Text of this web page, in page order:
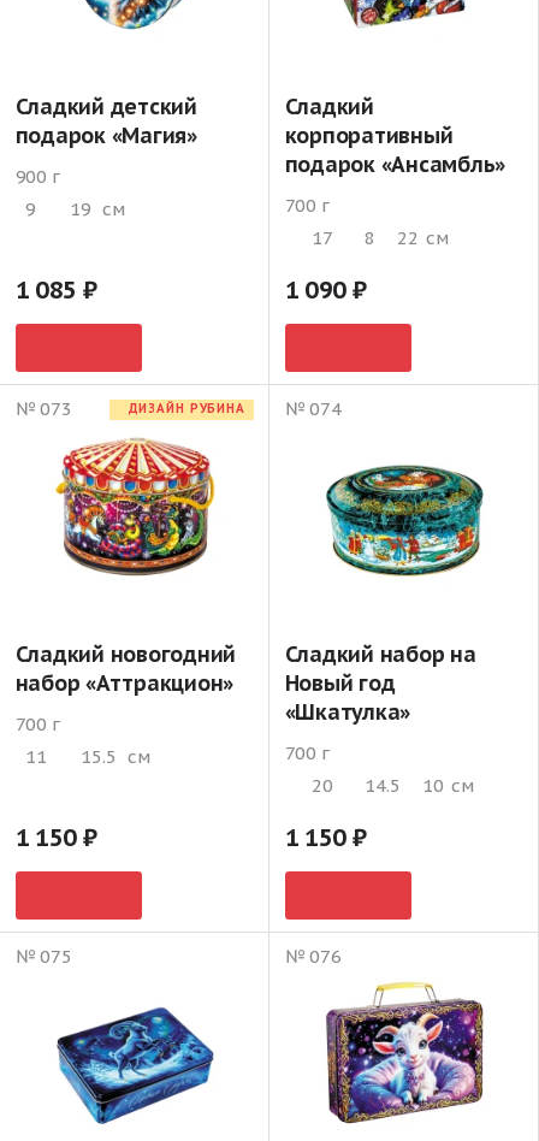
Сладкий детский
подарок «Магия»
900 г
9
19 см
1 085
Сладкий
корпоративный
подарок «Ансамбль»
700 г
17
8 22 см
1 090
№ 073 ДИЗАЙН РУБИНА
Сладкий новогодний
набор «Аттракцион»
700 г
11
15.5 см
1 150
№ 074
Сладкий набор на
Новый год
«Шкатулка»
700 г
20
14.5 10 см
1 150
№ 075 № 076